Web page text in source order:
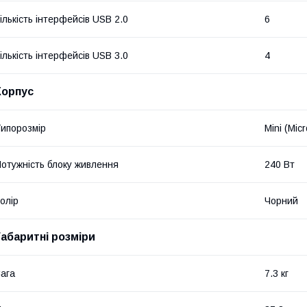
інтерфейсів USB 2.0 6
інтерфейсів USB 3.0 4
Mini
блоку живлення 240 Вт
Чорний
розміри
7.3 кг